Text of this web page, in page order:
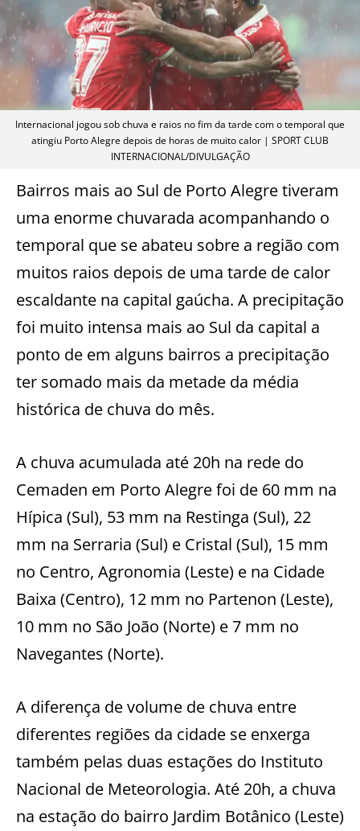
Internacional jogou sob chuva e raios no fim da tarde com o temporal que
atingiu Porto Alegre depois de horas de muito calor | SPORT CLUB
INTERNACIONAL/DIVULGAÇÃO
Bairros mais ao Sul de Porto Alegre tiveram
uma enorme chuvarada acompanhando o
temporal que se abateu sobre a região com
muitos raios depois de uma tarde de calor
escaldante na capital gaúcha. A precipitação
foi muito intensa mais ao Sul da capital a
ponto de em alguns bairros a precipitação
ter somado mais da metade da média
histórica de chuva do mês.
A chuva acumulada até 20h na rede do
Cemaden em Porto Alegre foi de 60 mm na
Hípica (Sul), 53 mm na Restinga (Sul), 22
mm na Serraria (Sul) e Cristal (Sul), 15 mm
no Centro, Agronomia (Leste) e na Cidade
Baixa (Centro), 12 mm no Partenon (Leste),
10 mm no São João (Norte) e 7 mm no
Navegantes (Norte).
A diferença de volume de chuva entre
diferentes regiões da cidade se enxerga
também pelas duas estações do Instituto
Nacional de Meteorologia. Até 20h, a chuva
na estação do bairro Jardim Botânico (Leste)